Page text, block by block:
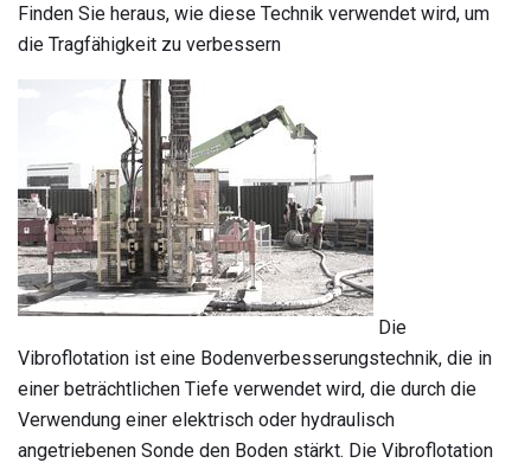
Finden Sie heraus, wie diese Technik verwendet wird, um
die Tragfähigkeit zu verbessern
Die
Vibroflotation ist eine Bodenverbesserungstechnik, die in
einer beträchtlichen Tiefe verwendet wird, die durch die
Verwendung einer elektrisch oder hydraulisch
angetriebenen Sonde den Boden stärkt. Die Vibroflotation